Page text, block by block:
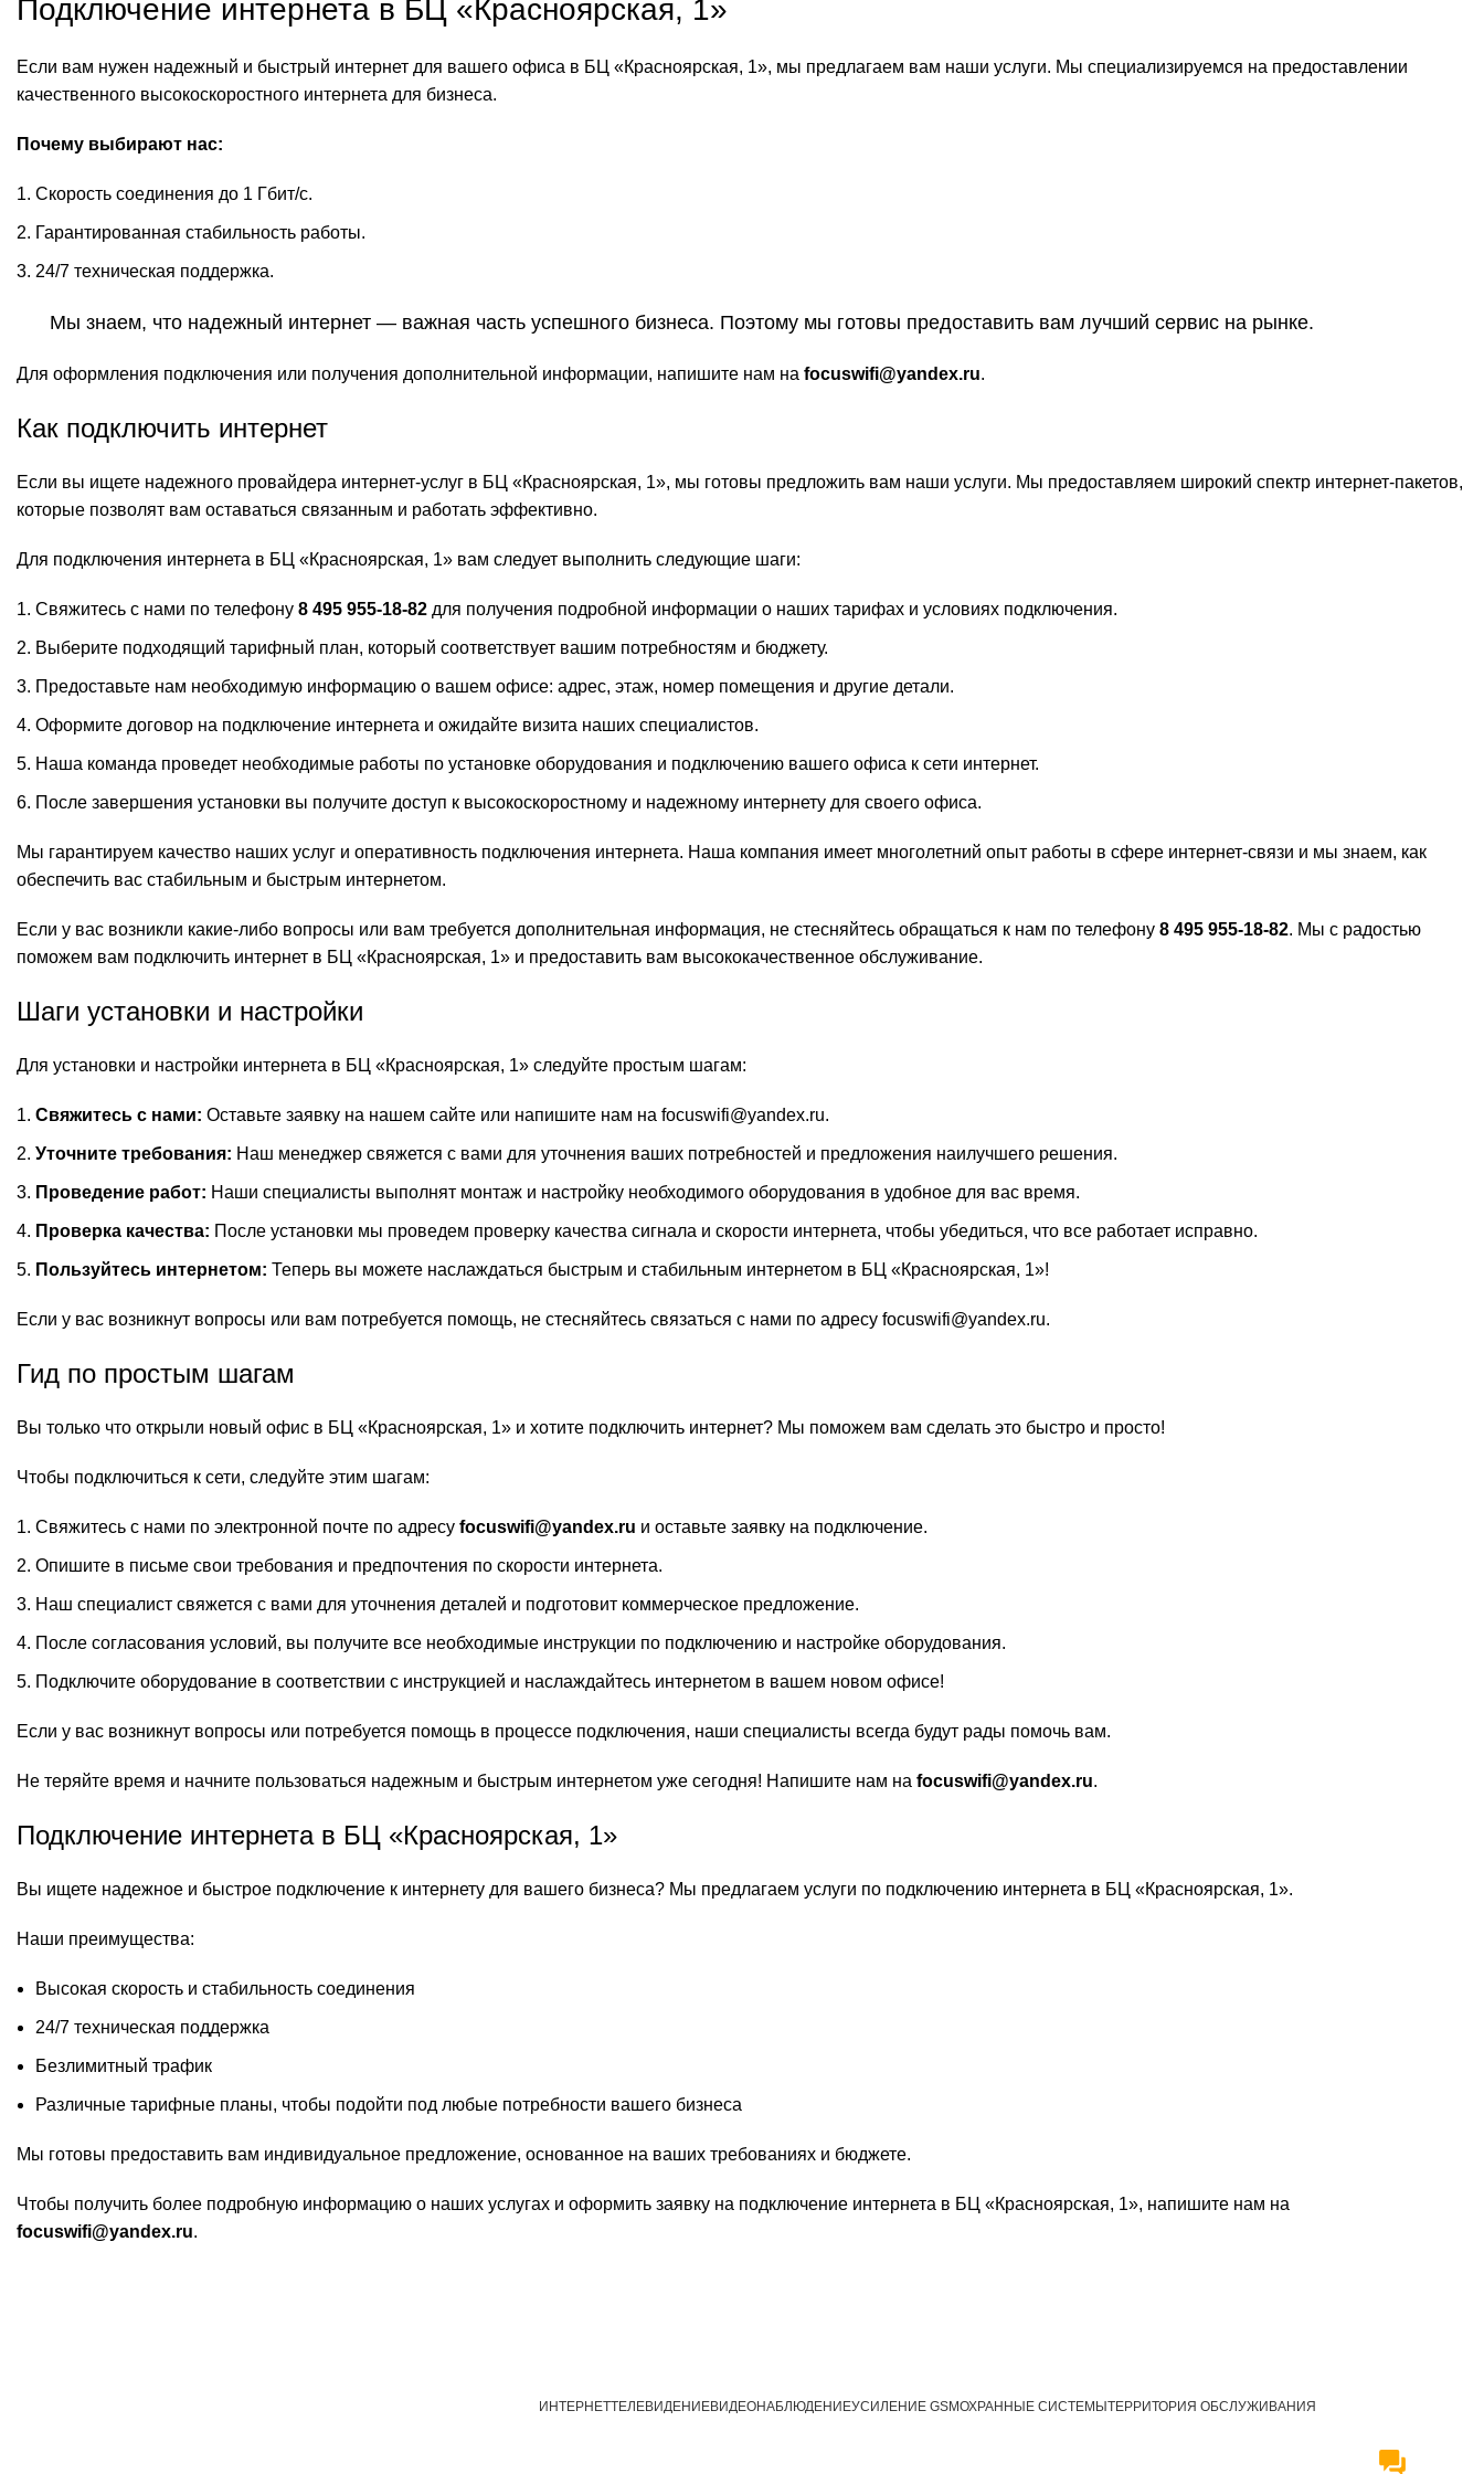
Подключение интернета в БЦ «Красноярская, 1»
Если вам нужен надежный и быстрый интернет для вашего офиса в БЦ «Красноярская, 1», мы предлагаем вам наши услуги. Мы специализируемся на предоставлении
качественного высокоскоростного интернета для бизнеса.
Почему выбирают нас:
Скорость соединения до 1 Гбит/с.
Гарантированная стабильность работы.
24/7 техническая поддержка.
Мы знаем, что надежный интернет — важная часть успешного бизнеса. Поэтому мы готовы предоставить вам лучший сервис на рынке.
Для оформления подключения или получения дополнительной информации, напишите нам на focuswifi@yandex.ru.
Как подключить интернет
Если вы ищете надежного провайдера интернет-услуг в БЦ «Красноярская, 1», мы готовы предложить вам наши услуги. Мы предоставляем широкий спектр интернет-пакетов,
которые позволят вам оставаться связанным и работать эффективно.
Для подключения интернета в БЦ «Красноярская, 1» вам следует выполнить следующие шаги:
Свяжитесь с нами по телефону 8 495 955-18-82 для получения подробной информации о наших тарифах и условиях подключения.
Выберите подходящий тарифный план, который соответствует вашим потребностям и бюджету.
Предоставьте нам необходимую информацию о вашем офисе: адрес, этаж, номер помещения и другие детали.
Оформите договор на подключение интернета и ожидайте визита наших специалистов.
Наша команда проведет необходимые работы по установке оборудования и подключению вашего офиса к сети интернет.
После завершения установки вы получите доступ к высокоскоростному и надежному интернету для своего офиса.
Мы гарантируем качество наших услуг и оперативность подключения интернета. Наша компания имеет многолетний опыт работы в сфере интернет-связи и мы знаем, как
обеспечить вас стабильным и быстрым интернетом.
Если у вас возникли какие-либо вопросы или вам требуется дополнительная информация, не стесняйтесь обращаться к нам по телефону 8 495 955-18-82. Мы с радостью
поможем вам подключить интернет в БЦ «Красноярская, 1» и предоставить вам высококачественное обслуживание.
Шаги установки и настройки
Для установки и настройки интернета в БЦ «Красноярская, 1» следуйте простым шагам:
Свяжитесь с нами: Оставьте заявку на нашем сайте или напишите нам на focuswifi@yandex.ru.
Уточните требования: Наш менеджер свяжется с вами для уточнения ваших потребностей и предложения наилучшего решения.
Проведение работ: Наши специалисты выполнят монтаж и настройку необходимого оборудования в удобное для вас время.
Проверка качества: После установки мы проведем проверку качества сигнала и скорости интернета, чтобы убедиться, что все работает исправно.
Пользуйтесь интернетом: Теперь вы можете наслаждаться быстрым и стабильным интернетом в БЦ «Красноярская, 1»!
Если у вас возникнут вопросы или вам потребуется помощь, не стесняйтесь связаться с нами по адресу focuswifi@yandex.ru.
Гид по простым шагам
Вы только что открыли новый офис в БЦ «Красноярская, 1» и хотите подключить интернет? Мы поможем вам сделать это быстро и просто!
Чтобы подключиться к сети, следуйте этим шагам:
Свяжитесь с нами по электронной почте по адресу focuswifi@yandex.ru и оставьте заявку на подключение.
Опишите в письме свои требования и предпочтения по скорости интернета.
Наш специалист свяжется с вами для уточнения деталей и подготовит коммерческое предложение.
После согласования условий, вы получите все необходимые инструкции по подключению и настройке оборудования.
Подключите оборудование в соответствии с инструкцией и наслаждайтесь интернетом в вашем новом офисе!
Если у вас возникнут вопросы или потребуется помощь в процессе подключения, наши специалисты всегда будут рады помочь вам.
Не теряйте время и начните пользоваться надежным и быстрым интернетом уже сегодня! Напишите нам на focuswifi@yandex.ru.
Подключение интернета в БЦ «Красноярская, 1»
Вы ищете надежное и быстрое подключение к интернету для вашего бизнеса? Мы предлагаем услуги по подключению интернета в БЦ «Красноярская, 1».
Наши преимущества:
Высокая скорость и стабильность соединения
24/7 техническая поддержка
Безлимитный трафик
Различные тарифные планы, чтобы подойти под любые потребности вашего бизнеса
Мы готовы предоставить вам индивидуальное предложение, основанное на ваших требованиях и бюджете.
Чтобы получить более подробную информацию о наших услугах и оформить заявку на подключение интернета в БЦ «Красноярская, 1», напишите нам на
focuswifi@yandex.ru.
ИНТЕРНЕТТЕЛЕВИДЕНИЕВИДЕОНАБЛЮДЕНИЕУСИЛЕНИЕ GSMОХРАННЫЕ СИСТЕМЫ ТЕРРИТОРИЯ ОБСЛУЖИВАНИЯ